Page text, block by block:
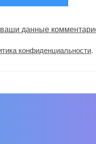
данные
конфиденциальности.